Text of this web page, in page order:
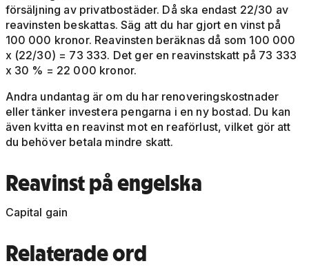
försäljning av privatbostäder. Då ska endast 22/30 av
reavinsten beskattas. Säg att du har gjort en vinst på
100 000 kronor. Reavinsten beräknas då som 100 000
x (22/30) = 73 333. Det ger en reavinstskatt på 73 333
x 30 % = 22 000 kronor.
Andra undantag är om du har renoveringskostnader
eller tänker investera pengarna i en ny bostad. Du kan
även kvitta en reavinst mot en reaförlust, vilket gör att
du behöver betala mindre skatt.
Reavinst på engelska
Capital gain
Relaterade ord